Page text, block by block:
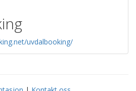
uvdalbooking/